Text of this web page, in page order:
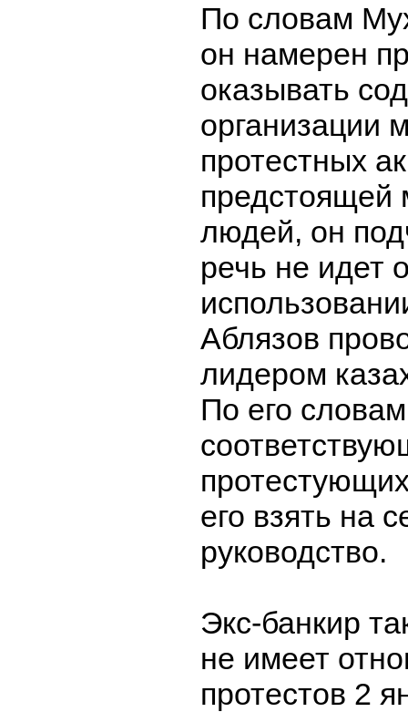
По словам
он намерен
оказывать
организации
протестных
предстоящей
людей, он
речь не идет
Аблязов
лидером
По его
его взять на
руководство.
Экс-банкир
не имеет
протестов 2